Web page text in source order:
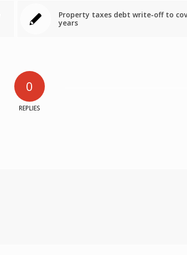
Property taxes debt write-off to
years
0
REPLIES